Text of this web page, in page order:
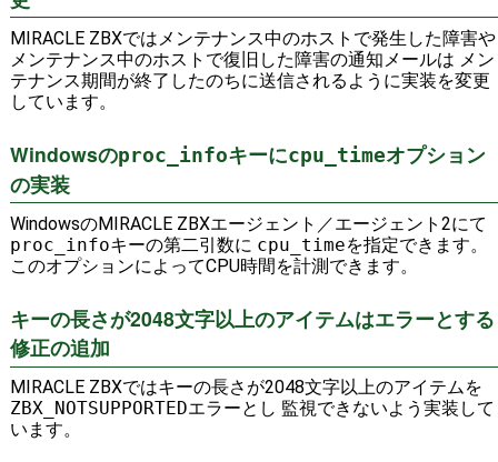
MIRACLE ZBXではメンテナンス中のホストで発生した障害や
メンテナンス中のホストで復旧した障害の通知メールは メン
テナンス期間が終了したのちに送信されるように実装を変更
しています。
Windowsのproc_infoキーにcpu_timeオプション
の実装
WindowsのMIRACLE ZBXエージェント／エージェント2にて
proc_infoキーの第二引数に cpu_timeを指定できます。
このオプションによってCPU時間を計測できます。
キーの長さが2048文字以上のアイテムはエラーとする
修正の追加
MIRACLE ZBXではキーの長さが2048文字以上のアイテムを
ZBX_NOTSUPPORTEDエラーとし 監視できないよう実装して
います。